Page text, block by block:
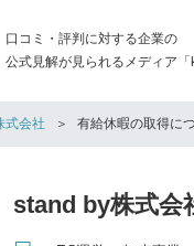
口コミ・評判に対する企業の
公式見解が見られるメディア「
式会社 有給休暇の取得に
stand by株式会